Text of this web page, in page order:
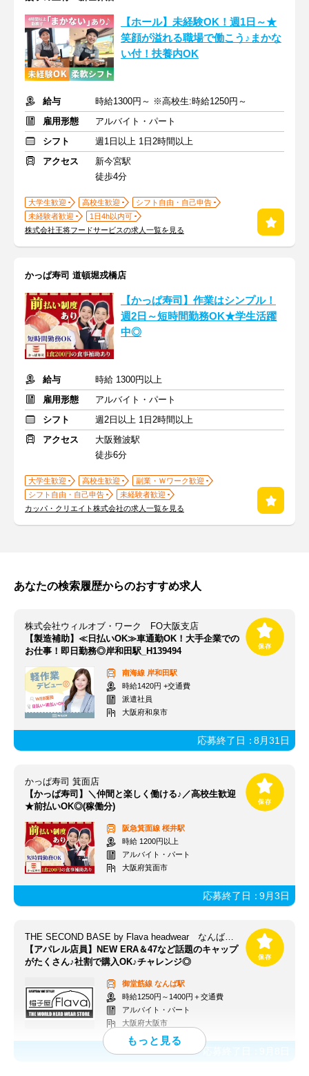
【ホール】未経験OK！週1日～★
笑顔が溢れる職場で働こう♪まかな
い付！扶養内OK
給与
時給1300円～ ※高校生:時給1250円～
雇用形態
アルバイト・パート
シフト
週1日以上 1日2時間以上
アクセス
新今宮駅
徒歩4分
大学生歓迎 高校生歓迎
シフト自由・自己申告
未経験者歓迎
1日4h以内可
株式会社王将フードサービスの求人一覧を見る
かっぱ寿司 道頓堀戎橋店
【かっぱ寿司】作業はシンプル！
週2日～短時間勤務OK★学生活躍
中◎
給与
時給 1300円以上
雇用形態
アルバイト・パート
シフト
週2日以上 1日2時間以上
アクセス
大阪難波駅
徒歩6分
大学生歓迎 高校生歓迎
副業・Ｗワーク歓迎
シフト自由・自己申告
未経験者歓迎
カッパ・クリエイト株式会社の求人一覧を見る
あなたの検索履歴からのおすすめ求人
株式会社ウィルオブ・ワーク FO大阪支店
【製造補助】≪日払いOK≫車通勤OK！大手企業での
お仕事！即日勤務◎岸和田駅_H139494
南海線 岸和田駅
時給1420円 +交通費
派遣社員
大阪府和泉市
応募終了日：8月31日
かっぱ寿司 箕面店
【かっぱ寿司】＼仲間と楽しく働ける♪／高校生歓迎
★前払いOK◎(稼働分)
阪急箕面線 桜井駅
時給 1200円以上
アルバイト・パート
大阪府箕面市
応募終了日：9月3日
THE SECOND BASE by Flava headwear なんばウォーク北通り店
【アパレル店員】NEW ERA＆47など話題のキャップ
がたくさん♪社割で購入OK♪チャレンジ◎
御堂筋線 なんば駅
時給1250円～1400円＋交通費
アルバイト・パート
大阪府大阪市
応募終了日：